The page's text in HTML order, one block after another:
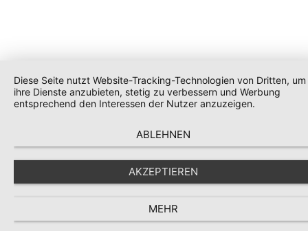
Diese Seite nutzt Website-Tracking-Technologien von Dritten, um
ihre Dienste anzubieten, stetig zu verbessern und Werbung
entsprechend den Interessen der Nutzer anzuzeigen.
ABLEHNEN
AKZEPTIEREN
MEHR